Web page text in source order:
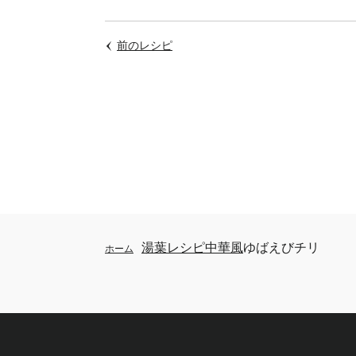
前のレシピ
ホーム 湯葉レシピ中華風ゆばえびチリ